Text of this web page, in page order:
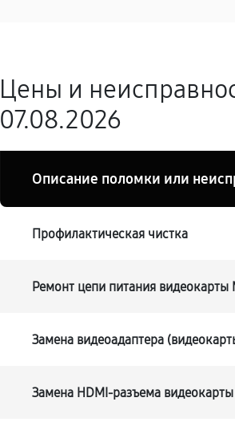
Цены и
07.08.2026
Описание поломки или
Профилактическая чистка
Ремонт цепи питания видеокарты
Замена видеоадаптера
Замена HDMI-разъема видеокарты